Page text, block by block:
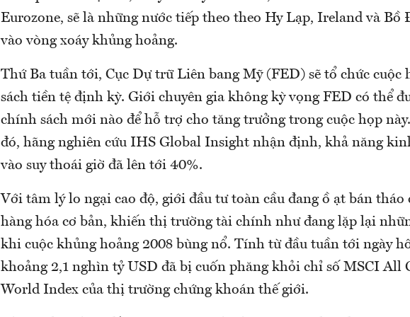
Eurozone, sẽ là những nước tiếp theo theo Hy Lạp, Ireland và Bồ
vào vòng xoáy khủng hoảng.
Thứ Ba tuần tới, Cục Dự trữ Liên bang Mỹ (FED) sẽ tổ chức cuộc
sách tiền tệ định kỳ. Giới chuyên gia không kỳ vọng FED có thể
chính sách mới nào để hỗ trợ cho tăng trưởng trong cuộc họp
đó, hãng nghiên cứu IHS Global Insight nhận định, khả năng
vào suy thoái giờ đã lên tới 40%.
Với tâm lý lo ngại cao độ, giới đầu tư toàn cầu đang ồ ạt bán tháo
hàng hóa cơ bản, khiến thị trường tài chính như đang lặp lại
khi cuộc khủng hoảng 2008 bùng nổ. Tính từ đầu tuần tới ngày
khoảng 2,1 nghìn tỷ USD đã bị cuốn phăng khỏi chỉ số MSCI All
World Index của thị trường chứng khoán thế giới.